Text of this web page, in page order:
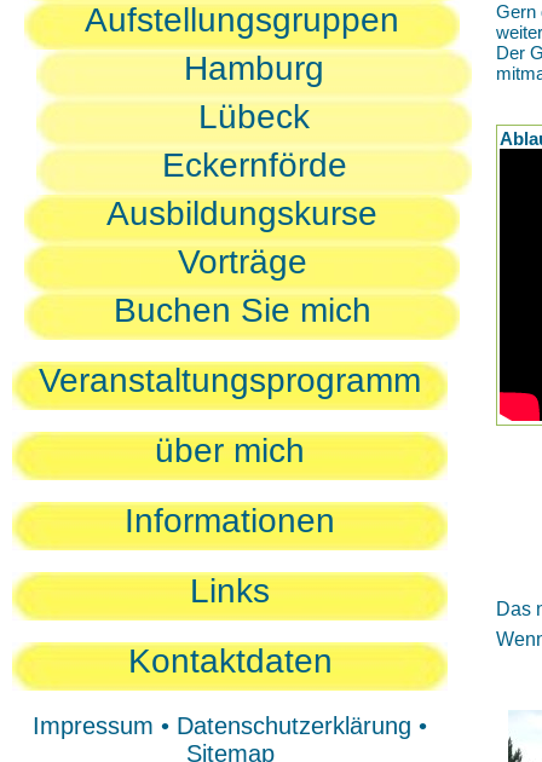
Aufstellungsgruppen
Hamburg
Lübeck
Eckernförde
Ausbildungskurse
Vorträge
Buchen Sie mich
Veranstaltungsprogramm
über mich
Informationen
Links
Kontaktdaten
Impressum • Datenschutzerklärung •
Sitemap
Gern
Der
Das